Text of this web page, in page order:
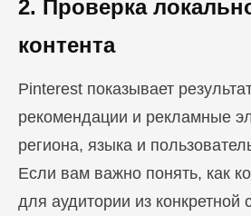
2. Проверка
контента
Pinterest показывает
рекомендации и рекламные
региона, языка и
Если вам важно понять, как
для аудитории из конкретной